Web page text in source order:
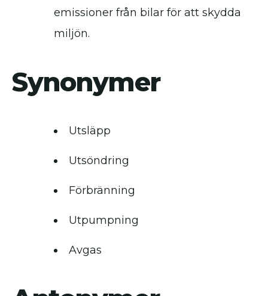
emissioner från bilar för att skydda
miljön.
Synonymer
Utsläpp
Utsöndring
Förbränning
Utpumpning
Avgas